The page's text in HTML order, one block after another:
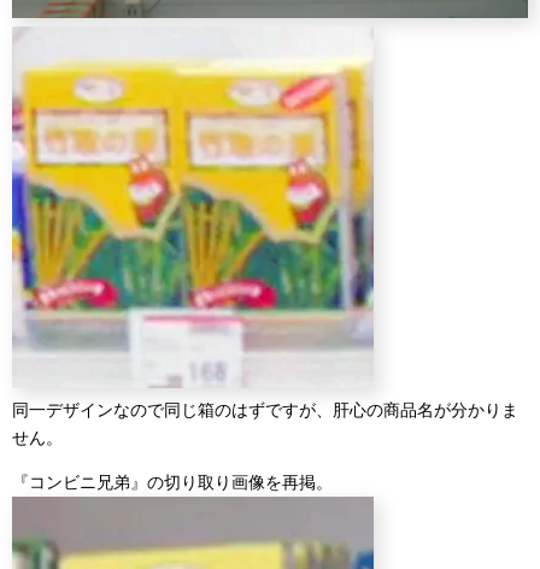
同一デザインなので同じ箱のはずですが、肝心の商品名が分かりま
せん。
『コンビニ兄弟』の切り取り画像を再掲。